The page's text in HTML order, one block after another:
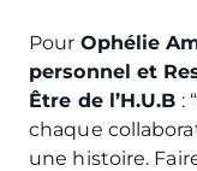
Pour Ophélie
personnel et
Être de l’H.U.B :
chaque
une histoire.